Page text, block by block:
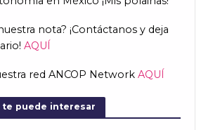
nota? ¡Contáctanos y deja
AQUÍ
red ANCOP Network AQUÍ
te puede interesar